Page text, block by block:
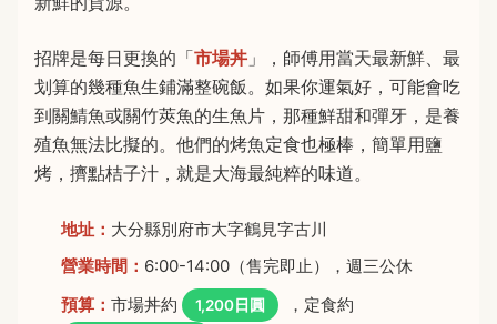
招牌是每日更換的「市場丼 」，師傅用當天最新鮮、最
划算的幾種魚生鋪滿整碗飯。如果你運氣好，可能會吃
到關鯖魚或關竹莢魚的生魚片，那種鮮甜和彈牙，是養
殖魚無法比擬的。他們的烤魚定食也極棒，簡單用鹽
烤，擠點桔子汁，就是大海最純粹的味道。
地址： 大分縣別府市大字鶴見字古川
營業時間： 6:00-14:00（售完即止），週三公休
預算： 市場丼約 1,200日圓 ，定食約